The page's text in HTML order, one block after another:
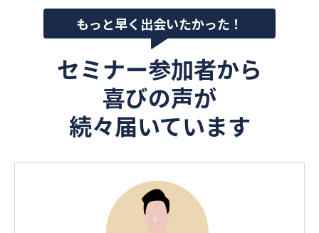
もっと早く出会いたかった！
セミナー参加者から
喜びの声が
続々届いています